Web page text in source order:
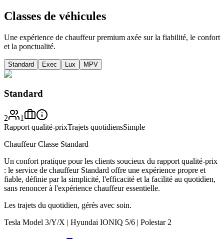
Classes de véhicules
Une expérience de chauffeur premium axée sur la fiabilité, le confort
et la ponctualité.
Standard Exec Lux MPV
Standard
2
1
Rapport qualité-prixTrajets quotidiensSimple
Chauffeur Classe Standard
Un confort pratique pour les clients soucieux du rapport qualité-prix
: le service de chauffeur Standard offre une expérience propre et
fiable, définie par la simplicité, l'efficacité et la facilité au quotidien,
sans renoncer à l'expérience chauffeur essentielle.
Les trajets du quotidien, gérés avec soin.
Tesla Model 3/Y/X | Hyundai IONIQ 5/6 | Polestar 2